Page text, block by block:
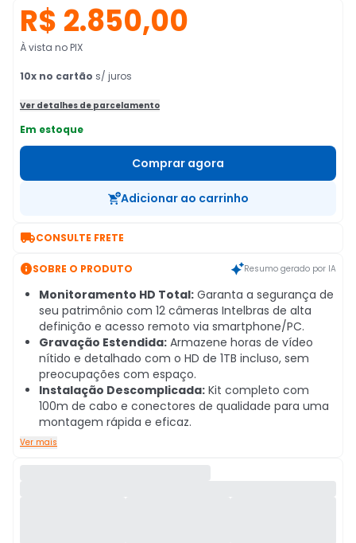
R$ 2.850,00
À vista no PIX
10x no cartão s/ juros
Ver detalhes de parcelamento
Em estoque
Comprar agora
Adicionar ao carrinho
CONSULTE FRETE
SOBRE O PRODUTO Resumo gerado por IA
Monitoramento HD Total: Garanta a segurança de
seu patrimônio com 12 câmeras Intelbras de alta
definição e acesso remoto via smartphone/PC.
Gravação Estendida: Armazene horas de vídeo
nítido e detalhado com o HD de 1TB incluso, sem
preocupações com espaço.
Instalação Descomplicada: Kit completo com
100m de cabo e conectores de qualidade para uma
montagem rápida e eficaz.
Ver mais